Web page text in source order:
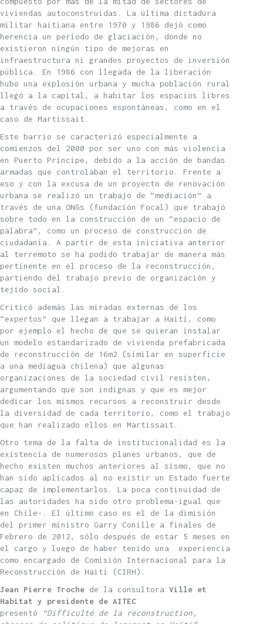
viviendas autoconstruidas. La última dictadura
militar haitiana entre 1970 y 1986 dejó como
herencia un período de glaciación, donde no
existieron ningún tipo de mejoras en
infraestructura ni grandes proyectos de inversión
pública. En 1986 con llegada de la liberación
hubo una explosión urbana y mucha población rural
llegó a la capital, a habitar los espacios libres
a través de ocupaciones espontáneas, como en el
caso de Martissait.
Este barrio se caracterizó especialmente a
comienzos del 2000 por ser uno con más violencia
en Puerto Príncipe, debido a la acción de bandas
armadas que controlaban el territorio. Frente a
eso y con la excusa de un proyecto de renovación
urbana se realizó un trabajo de “mediación” a
través de una ONGs (fundación Focal) que trabajó
sobre todo en la construcción de un “espacio de
palabra”, como un proceso de construcción de
ciudadanía. A partir de esta iniciativa anterior
al terremoto se ha podido trabajar de manera más
pertinente en el proceso de la reconstrucción,
partiendo del trabajo previo de organización y
tejido social.
Criticó además las miradas externas de los
“expertos” que llegan a trabajar a Haití, como
por ejemplo el hecho de que se quieran instalar
un modelo estandarizado de vivienda prefabricada
de reconstrucción de 16m2 (similar en superficie
a una mediagua chilena) que algunas
organizaciones de la sociedad civil resisten,
argumentando que son indignas y que es mejor
dedicar los mismos recursos a reconstruir desde
la diversidad de cada territorio, como el trabajo
que han realizado ellos en Martissait.
Otro tema de la falta de institucionalidad es la
existencia de numerosos planes urbanos, que de
hecho existen muchos anteriores al sismo, que no
han sido aplicados al no existir un Estado fuerte
capaz de implementarlos. La poca continuidad de
las autoridades ha sido otro problema-igual que
en Chile-. El último caso es el de la dimisión
del primer ministro Garry Conille a finales de
Febrero de 2012, sólo después de estar 5 meses en
el cargo y luego de haber tenido una experiencia
como encargado de Comisión Internacional para la
Reconstrucción de Haití (CIRH).
Jean Pierre Troche de la consultora Ville et
Habitat y presidente de AITEC
presentó
“Difficulté de la reconstruction,